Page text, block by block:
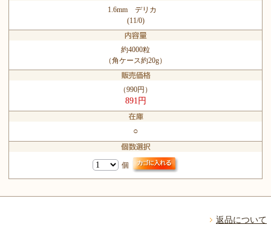
1.6mm デリカ
(11/0)
約4000粒
（角ケース約20g）
（990円）
891円
○
個
返品について